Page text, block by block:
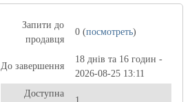
Запити до
продавця
0 (посмотреть)
До завершення
18 днів та 16 годин -
2026-08-25 13:11
Доступна